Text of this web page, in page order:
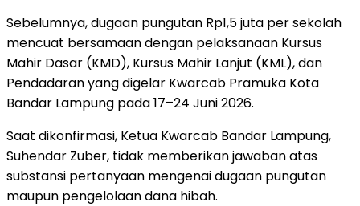
Sebelumnya, dugaan pungutan Rp1,5 juta per sekolah
mencuat bersamaan dengan pelaksanaan Kursus
Mahir Dasar (KMD), Kursus Mahir Lanjut (KML), dan
Pendadaran yang digelar Kwarcab Pramuka Kota
Bandar Lampung pada 17–24 Juni 2026.
Saat dikonfirmasi, Ketua Kwarcab Bandar Lampung,
Suhendar Zuber, tidak memberikan jawaban atas
substansi pertanyaan mengenai dugaan pungutan
maupun pengelolaan dana hibah.